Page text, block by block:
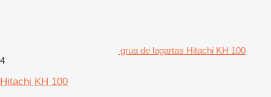
grua de lagartas Hitachi KH 100
4
Hitachi KH 100